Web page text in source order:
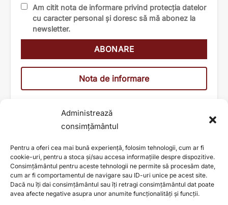
Administrează
consimțământul
Pentru a oferi cea mai bună experiență, folosim tehnologii, cum ar fi
cookie-uri, pentru a stoca și/sau accesa informațiile despre dispozitive.
Consimțământul pentru aceste tehnologii ne permite să procesăm date,
cum ar fi comportamentul de navigare sau ID-uri unice pe acest site.
Dacă nu îți dai consimțământul sau îți retragi consimțământul dat poate
avea afecte negative asupra unor anumite funcționalități și funcții.
Am citit nota de informare privind protecția datelor
cu caracter personal și doresc să mă abonez la
newsletter.
Nota de informare